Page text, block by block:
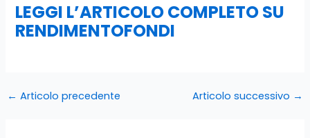
LEGGI L’ARTICOLO COMPLETO SU
RENDIMENTOFONDI
← Articolo precedente Articolo successivo →